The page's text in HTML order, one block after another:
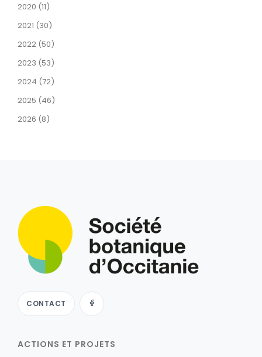
2020 (11)
2021 (30)
2022 (50)
2023 (53)
2024 (72)
2025 (46)
2026 (8)
CONTACT
ACTIONS ET PROJETS